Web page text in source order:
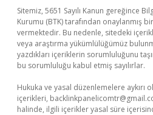
Sitemiz, 5651 Sayılı Kanun gereğince
Kurumu (BTK) tarafından onaylanmış
vermektedir. Bu nedenle, sitedeki
veya araştırma yükümlülüğümüz
yazdıkları içeriklerin sorumluluğunu
bu sorumluluğu kabul etmiş sayılırlar.
Hukuka ve yasal düzenlemelere aykırı
içerikleri,
halinde, ilgili içerikler yasal süre